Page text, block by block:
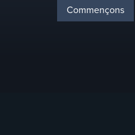
Commençons